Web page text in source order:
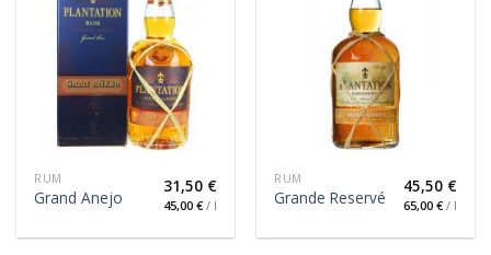
RUM
Grand Anejo
31,50 €
45,00 €/ l
RUM
Grande Reservé
45,50 €
65,00 €/ l